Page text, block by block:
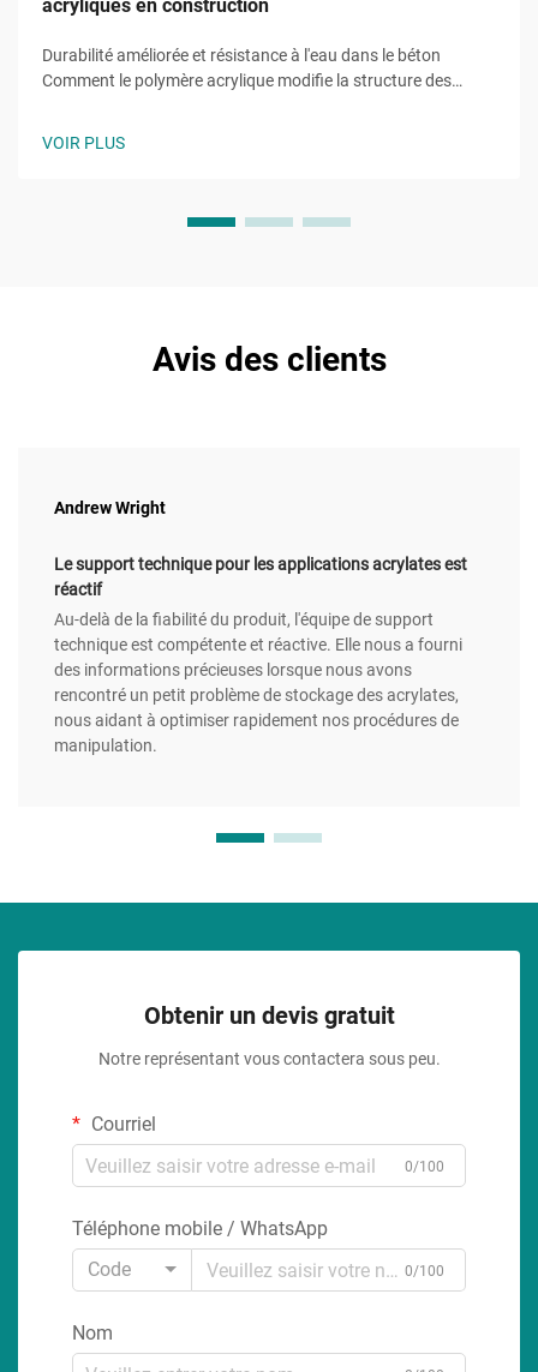
acryliques en construction
Durabilité améliorée et résistance à l'eau dans le béton
Comment le polymère acrylique modifie la structure des
VOIR PLUS
Avis des clients
Andrew Wright
Le support technique pour les applications acrylates est
réactif
Au-delà de la fiabilité du produit, l'équipe de support
technique est compétente et réactive. Elle nous a fourni
des informations précieuses lorsque nous avons
rencontré un petit problème de stockage des acrylates,
nous aidant à optimiser rapidement nos procédures de
manipulation.
Obtenir un devis gratuit
Notre représentant vous contactera sous peu.
Courriel
0/100
Téléphone mobile / WhatsApp
Code
0/100
Nom